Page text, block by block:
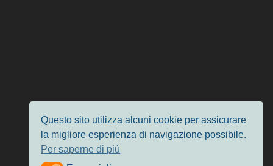
Questo sito utilizza alcuni cookie per assicurare
la migliore esperienza di navigazione possibile.
Per saperne di più